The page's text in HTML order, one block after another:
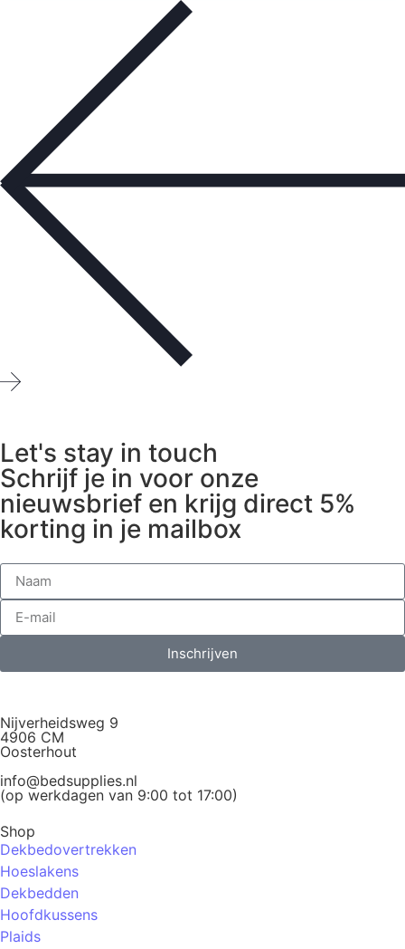
Let's stay in touch
Schrijf je in voor onze
nieuwsbrief en krijg direct 5%
korting in je mailbox
Inschrijven
Nijverheidsweg 9
4906 CM
Oosterhout
info@bedsupplies.nl
(op werkdagen van 9:00 tot 17:00)
Shop
Dekbedovertrekken
Hoeslakens
Dekbedden
Hoofdkussens
Plaids